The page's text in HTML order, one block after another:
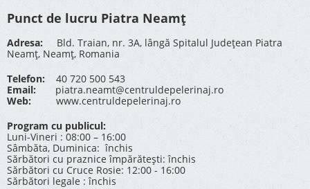
Punct de lucru Piatra Neamț
Adresa: Bld. Traian, nr. 3A, lângă Spitalul Județean Piatra
Neamț, Neamț, Romania
Telefon:40 720 500 543
Email:
piatra.neamt@centruldepelerinaj.ro
Web:
www.centruldepelerinaj.ro
Program cu publicul:
Luni-Vineri : 08:00 – 16:00
Sâmbăta, Duminica: închis
Sărbători cu praznice împărătești: închis
Sărbători cu Cruce Rosie: 12:00 - 16:00
Sărbători legale : închis